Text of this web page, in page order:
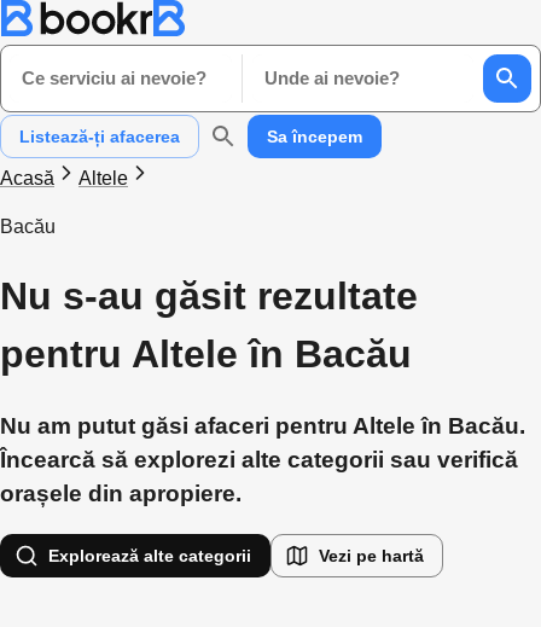
Ce serviciu ai nevoie? Unde ai nevoie?
Listează-ți afacerea Sa începem
Acasă Altele
Bacău
Nu s-au găsit rezultate
pentru Altele în Bacău
Nu am putut găsi afaceri pentru Altele în Bacău.
Încearcă să explorezi alte categorii sau verifică
orașele din apropiere.
Explorează alte categorii Vezi pe hartă